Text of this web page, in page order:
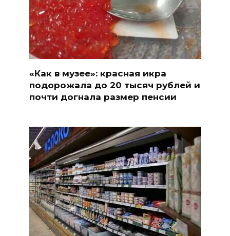
«Как в музее»: красная икра
подорожала до 20 тысяч рублей и
почти догнала размер пенсии